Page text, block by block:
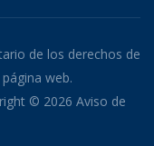
de los derechos de
web.
© 2026 Aviso de